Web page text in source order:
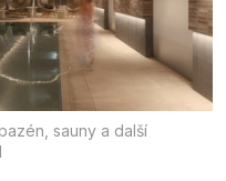
sauny a další